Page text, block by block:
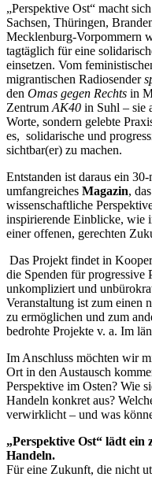
„Perspektive Ost“ macht
Sachsen, Thüringen,
Mecklenburg-Vorpommern
tagtäglich für eine
einsetzen. Vom
migrantischen Radiosender
den Omas gegen Rechts in
Zentrum AK40 in Suhl – sie
Worte, sondern gelebte
es, solidarische und
sichtbar(er) zu machen.
Entstanden ist daraus ein
umfangreiches Magazin,
wissenschaftliche
inspirierende Einblicke, wie
einer offenen, gerechten
Das Projekt findet in
die Spenden für progressive
unkompliziert und
Veranstaltung ist zum einen
zu ermöglichen und zum
bedrohte Projekte v. a. Im
Im Anschluss möchten wir
Ort in den Austausch
Perspektive im Osten? Wie
Handeln konkret aus?
verwirklicht – und was
„Perspektive Ost“ lädt
Handeln.
Für eine Zukunft, die nicht